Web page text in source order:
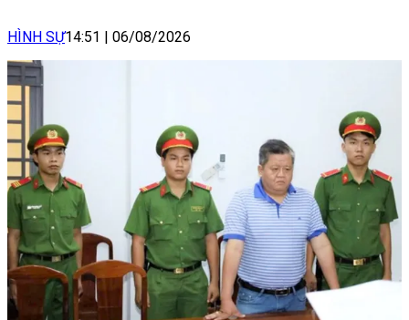
HÌNH SỰ14:51 06/08/2026